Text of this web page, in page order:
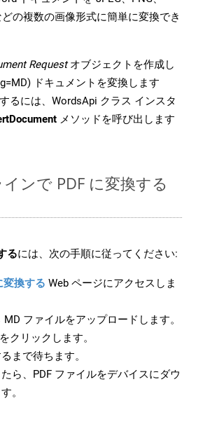
どの複数の画像形式に簡単に変換でき
Requestオブジェクトを作成し
ドキュメントを変換します
るには、WordsApi クラス インスタ
メソッドを呼び出します
ンで PDF に変換する
るには、次の手順に従ってください:
変換する Web ページにアクセスしま
ファイルをアップロードします。
クリックします。
まで待ちます。
ら、PDF ファイルをデバイスにダウ
。